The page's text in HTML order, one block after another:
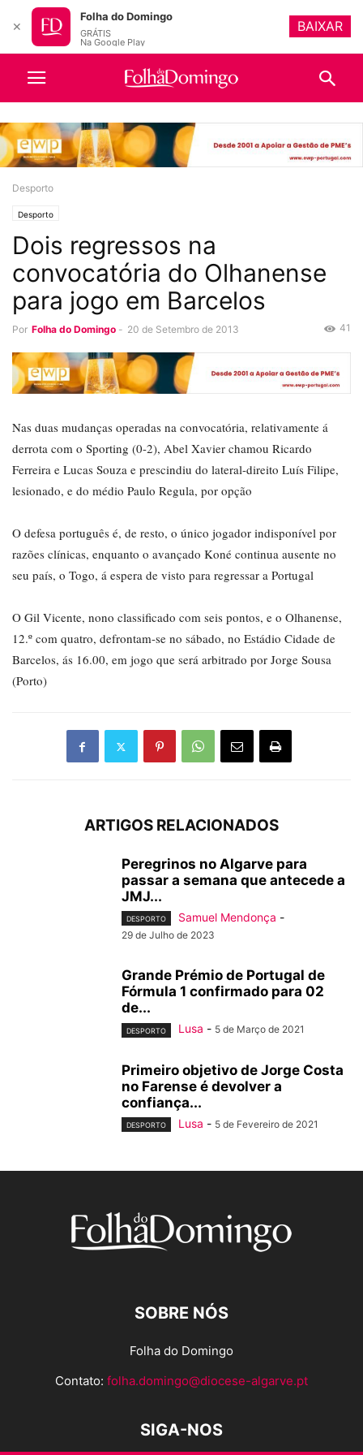
Desporto
Desporto
Dois regressos na
convocatória do Olhanense
para jogo em Barcelos
Por Folha do Domingo - 20 de Setembro de 2013 41
Nas duas mudanças operadas na convocatória, relativamente á
derrota com o Sporting (0-2), Abel Xavier chamou Ricardo
Ferreira e Lucas Souza e prescindiu do lateral-direito Luís Filipe,
lesionado, e do médio Paulo Regula, por opção
O defesa português é, de resto, o único jogador indisponível por
razões clínicas, enquanto o avançado Koné continua ausente no
seu país, o Togo, á espera de visto para regressar a Portugal
O Gil Vicente, nono classificado com seis pontos, e o Olhanense,
12.º com quatro, defrontam-se no sábado, no Estádio Cidade de
Barcelos, ás 16.00, em jogo que será arbitrado por Jorge Sousa
(Porto)
ARTIGOS RELACIONADOS
Peregrinos no Algarve para
passar a semana que antecede a
JMJ...
DESPORTO Samuel Mendonça -
29 de Julho de 2023
Grande Prémio de Portugal de
Fórmula 1 confirmado para 02
de...
DESPORTO Lusa - 5 de Março de 2021
Primeiro objetivo de Jorge Costa
no Farense é devolver a
confiança...
DESPORTO Lusa - 5 de Fevereiro de 2021
SOBRE NÓS
Folha do Domingo
Contato: folha.domingo@diocese-algarve.pt
SIGA-NOS
✕
Folha do Domingo
GRÁTIS
Na Google Play
BAIXAR